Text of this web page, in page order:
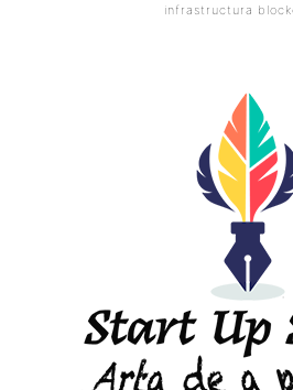
infrastructura